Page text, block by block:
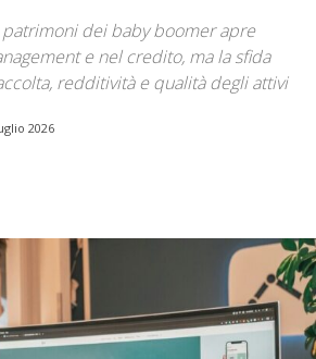
dei baby boomer apre
e nel credito, ma la sfida
redditività e qualità degli attivi
2026